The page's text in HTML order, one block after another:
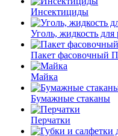
Инсектициды
Уголь, жидкость для
Пакет фасовочный
Майка
Бумажные стаканы
Перчатки